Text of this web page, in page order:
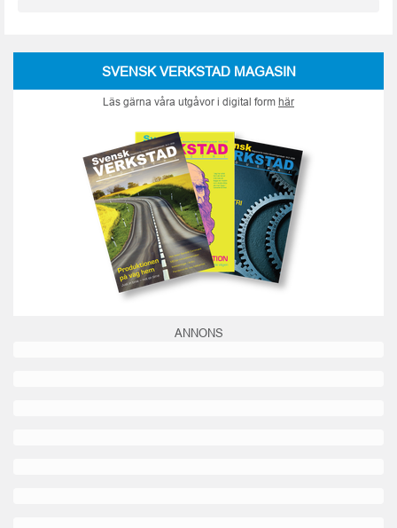
SVENSK VERKSTAD MAGASIN
Läs gärna våra utgåvor i digital form här
ANNONS